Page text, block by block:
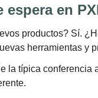
en
productos? Sí.
herramientas y
la típica conferencia